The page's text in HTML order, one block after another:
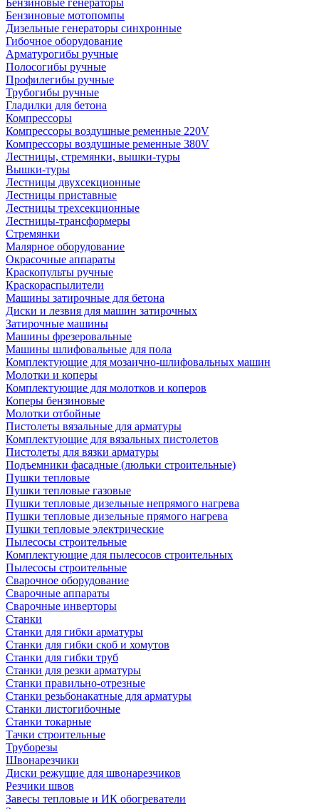
Бензиновые генераторы
Бензиновые мотопомпы
Дизельные генераторы синхронные
Гибочное оборудование
Арматурогибы ручные
Полосогибы ручные
Профилегибы ручные
Трубогибы ручные
Гладилки для бетона
Компрессоры
Компрессоры воздушные ременные 220V
Компрессоры воздушные ременные 380V
Лестницы, стремянки, вышки-туры
Вышки-туры
Лестницы двухсекционные
Лестницы приставные
Лестницы трехсекционные
Лестницы-трансформеры
Стремянки
Малярное оборудование
Окрасочные аппараты
Краскопульты ручные
Краскораспылители
Машины затирочные для бетона
Диски и лезвия для машин затирочных
Затирочные машины
Машины фрезеровальные
Машины шлифовальные для пола
Комплектующие для мозаично-шлифовальных машин
Молотки и коперы
Комплектующие для молотков и коперов
Коперы бензиновые
Молотки отбойные
Пистолеты вязальные для арматуры
Комплектующие для вязальных пистолетов
Пистолеты для вязки арматуры
Подъемники фасадные (люльки строительные)
Пушки тепловые
Пушки тепловые газовые
Пушки тепловые дизельные непрямого нагрева
Пушки тепловые дизельные прямого нагрева
Пушки тепловые электрические
Пылесосы строительные
Комплектующие для пылесосов строительных
Пылесосы строительные
Сварочное оборудование
Сварочные аппараты
Сварочные инверторы
Станки
Станки для гибки арматуры
Станки для гибки скоб и хомутов
Станки для гибки труб
Станки для резки арматуры
Станки правильно-отрезные
Станки резьбонакатные для арматуры
Станки листогибочные
Станки токарные
Тачки строительные
Труборезы
Швонарезчики
Диски режущие для швонарезчиков
Резчики швов
Завесы тепловые и ИК обогреватели